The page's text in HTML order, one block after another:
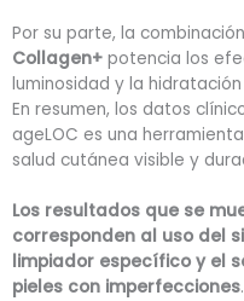
Por su parte, la
Collagen+ potencia los
luminosidad y la
En resumen, los datos
ageLOC es una
salud cutánea visible y
Los resultados que se
corresponden al uso del
limpiador específico y el
pieles con imperfecciones.